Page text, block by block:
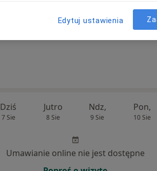
Dziś
7 Sie
Jutro
8 Sie
Ndz,
9 Sie
Pon,
10 Sie
Umawianie online nie jest dostępne
Edytuj ustawienia